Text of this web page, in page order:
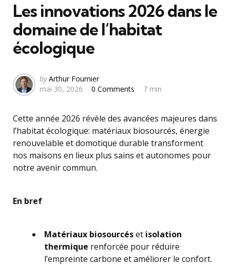
Les innovations 2026 dans le
domaine de l’habitat
écologique
Posted
by
by Arthur Fournier
mai 30, 2026
0 Comments 7 min
Cette année 2026 révèle des avancées majeures dans
l’habitat écologique: matériaux biosourcés, énergie
renouvelable et domotique durable transforment
nos maisons en lieux plus sains et autonomes pour
notre avenir commun.
En bref
Matériaux biosourcéset isolation
thermique renforcée pour réduire
l’empreinte carbone et améliorer le confort.